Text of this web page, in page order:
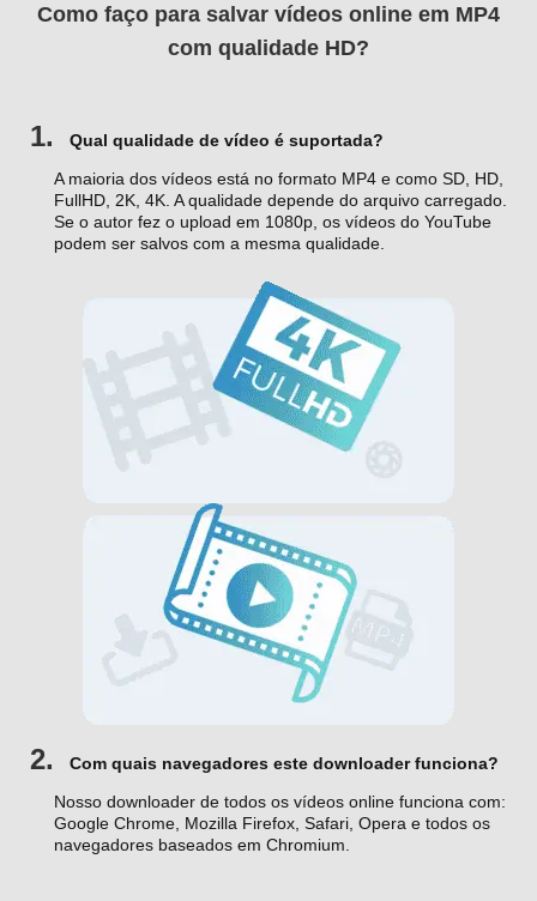
Como faço para salvar vídeos online em MP4
com qualidade HD?
1.
Qual qualidade de vídeo é suportada?
A maioria dos vídeos está no formato MP4 e como SD, HD,
FullHD, 2K, 4K. A qualidade depende do arquivo carregado.
Se o autor fez o upload em 1080p, os vídeos do YouTube
podem ser salvos com a mesma qualidade.
2.
Com quais navegadores este downloader funciona?
Nosso downloader de todos os vídeos online funciona com:
Google Chrome, Mozilla Firefox, Safari, Opera e todos os
navegadores baseados em Chromium.